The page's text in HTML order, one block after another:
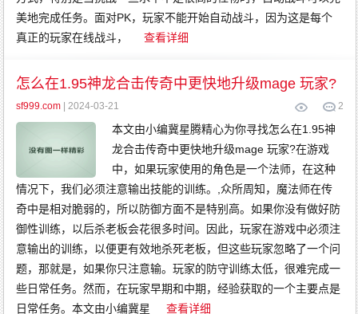
传
奇
金
币
传
奇
中
变
传
奇
变
态
传
奇
网
通
传
奇
美地完成任务。面对PK，玩家不能开始自动战斗，因为这是每个
真正的玩家在线战斗，
查看详细
怎么在1.95神龙合击传奇中更快地升级mage 玩家?
2
sf999.com | 2024-03-21
本文由小编冀星腾精心为你寻找怎么在1.95神
龙合击传奇中更快地升级mage 玩家?在游戏
中，如果玩家使用的角色是一个法师，在这种
情况下，我们必须注意输出技能的训练。,众所周知，魔法师在传
奇中是相对脆弱的，所以防御方面不是特别高。如果你没有做好防
御性训练，以后杀老板会花很多时间。因此，玩家在游戏中必须注
意输出的训练，以便更有效地杀死老板，但这些玩家忽略了一个问
题，那就是，如果你只注意输。玩家的防守训练太低，很难完成一
些日常任务。然而，在玩家早期和中期，经验获取的一个主要点是
日常任务。本文由小编冀星
查看详细